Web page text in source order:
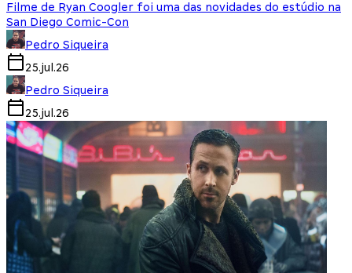
Filme de Ryan Coogler foi uma das novidades do estúdio na
San Diego Comic-Con
Pedro Siqueira
25.jul.26
Pedro Siqueira
25.jul.26